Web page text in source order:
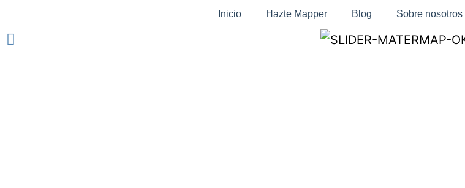
Inicio Hazte Mapper Blog Sobre nosotros